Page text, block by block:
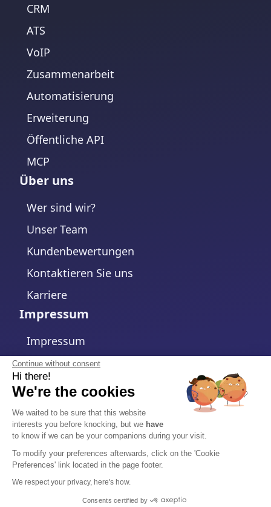
Continue without consent
Hi there!
We're the cookies
We waited to be sure that this website
interests you before knocking, but we have
to know if we can be your companions during your visit.
To modify your preferences afterwards, click on the 'Cookie
Preferences' link located in the page footer.
We respect your privacy, here's how.
Consents certified by
CRM
ATS
VoIP
Zusammenarbeit
Automatisierung
Erweiterung
Öffentliche API
MCP
Über uns
Wer sind wir?
Unser Team
Kundenbewertungen
Kontaktieren Sie uns
Karriere
Impressum
Impressum
Datenschutzerklärung
Cookie-Richtlinie
Cookie-Einstellungen ändern
Allgemeine Geschäftsbedingungen
Auftragsverarbeitungsvertrag
Sicherheit